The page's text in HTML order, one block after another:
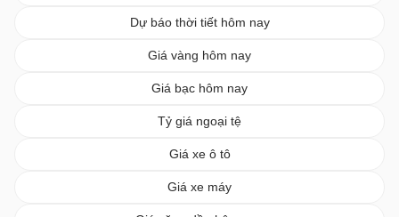
Dự báo thời tiết hôm nay
Giá vàng hôm nay
Giá bạc hôm nay
Tỷ giá ngoại tệ
Giá xe ô tô
Giá xe máy